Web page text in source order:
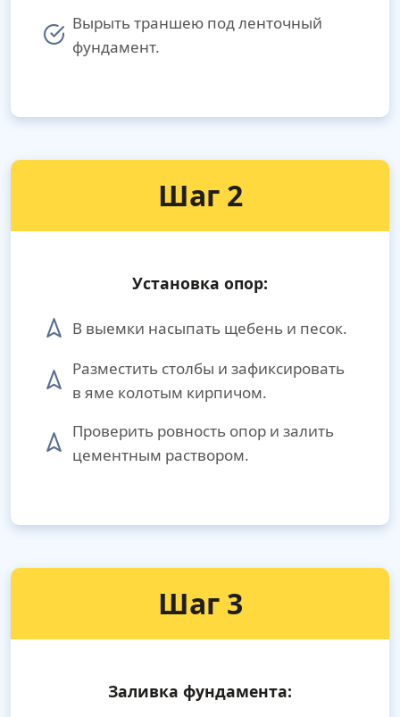
Вырыть траншею под ленточный
фундамент.
Шаг 2
Установка опор:
В выемки насыпать щебень и песок.
Разместить столбы и зафиксировать
в яме колотым кирпичом.
Проверить ровность опор и залить
цементным раствором.
Шаг 3
Заливка фундамента: